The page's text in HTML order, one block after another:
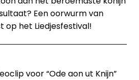
Een oorwurm van
op het Liedjesfestival!
voor “Ode aon ut Knijn”